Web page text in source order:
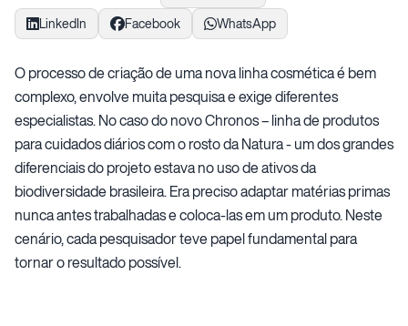
LinkedIn
Facebook WhatsApp
O processo de criação de uma nova linha cosmética é bem
complexo, envolve muita pesquisa e exige diferentes
especialistas. No caso do novo Chronos – linha de produtos
para cuidados diários com o rosto da Natura - um dos grandes
diferenciais do projeto estava no uso de ativos da
biodiversidade brasileira. Era preciso adaptar matérias primas
nunca antes trabalhadas e coloca-las em um produto. Neste
cenário, cada pesquisador teve papel fundamental para
tornar o resultado possível.